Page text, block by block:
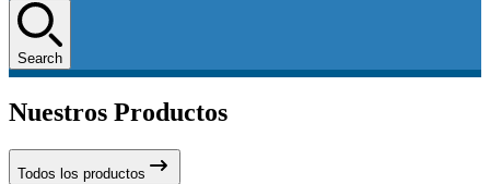
Search
Nuestros Productos
Todos los productos